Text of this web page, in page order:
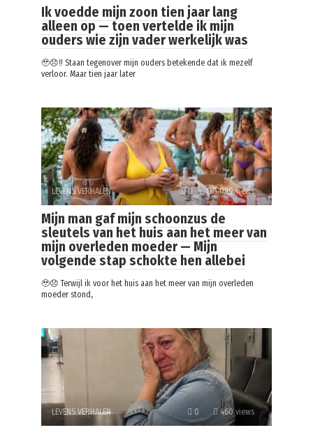
Ik voedde mijn zoon tien jaar lang
alleen op — toen vertelde ik mijn
ouders wie zijn vader werkelijk was
🥹😞‼️ Staan tegenover mijn ouders betekende dat ik mezelf
verloor. Maar tien jaar later
LEVENS VERHALEN 0 1 089 views
Mijn man gaf mijn schoonzus de
sleutels van het huis aan het meer van
mijn overleden moeder — Mijn
volgende stap schokte hen allebei
🥹😞 Terwijl ik voor het huis aan het meer van mijn overleden
moeder stond,
LEVENS VERHALEN 0 460 views